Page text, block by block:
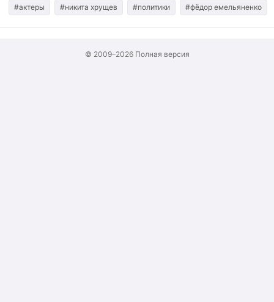
Поиск
#актеры #никита хрущев #политики #фёдор емельяненко
© 2009–2026 Полная версия